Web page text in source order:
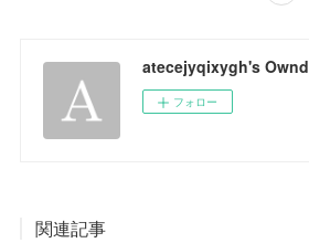
atecejyqixygh's Ownd
フォロー
関連記事